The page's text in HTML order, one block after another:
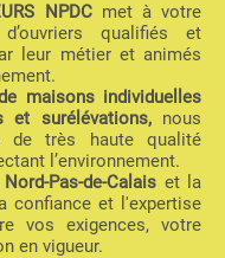
NPDCmet à votre
qualifiés et
leur métier et animés
maisons individuelles
et surélévations,nous
de très haute qualité
l’environnement.
Nord-Pas-de-Calais et la
confiance et l'expertise
vos exigences, votre
en vigueur.